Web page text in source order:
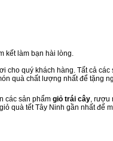
kết làm bạn hài lòng.
quý khách hàng. Tất cả
quà chất lượng nhất để tặng
các sản phẩm giỏ trái cây, rượu
quà tết Tây Ninh gần nhất để